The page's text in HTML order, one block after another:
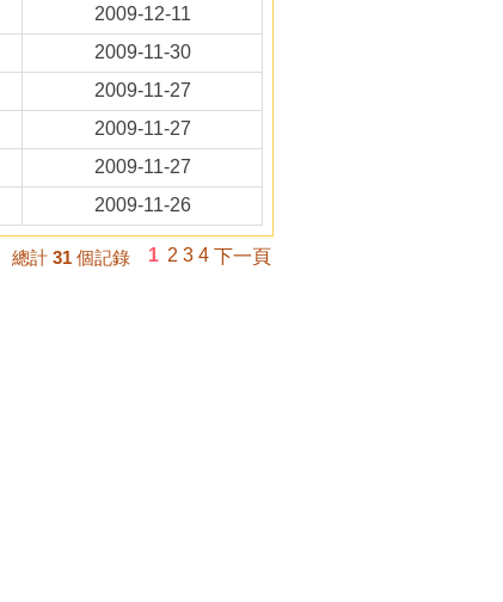
2009-12-11
2009-11-30
2009-11-27
2009-11-27
2009-11-27
2009-11-26
總計 31 個記錄 1 2 3 4 下一頁